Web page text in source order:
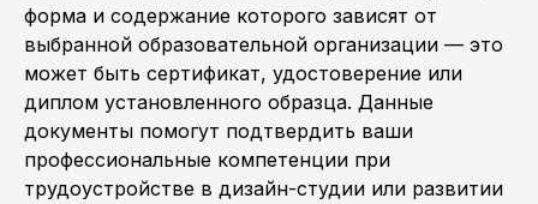
форма и содержание которого зависят от
выбранной образовательной организации — это
может быть сертификат, удостоверение или
диплом установленного образца. Данные
документы помогут подтвердить ваши
профессиональные компетенции при
трудоустройстве в дизайн-студии или развитии